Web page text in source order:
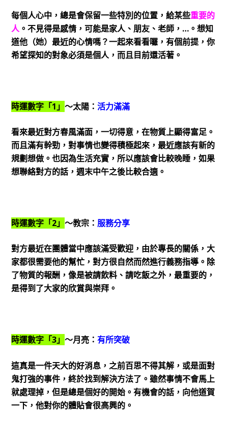
每個人心中，總是會保留一些特別的位置，給某些重要的
人。不見得是感情，可能是家人、朋友、老師，…。想知
道他（她）最近的心情嗎？一起來看看囉，有個前提，你
希望探知的對象必須是個人，而且目前還活著。
時運數字「1」 ～太陽： 活力滿滿
看來最近對方春風滿面，一切得意，在物質上顯得富足。
而且滿有幹勁，對事情也變得積極起來，最近應該有新的
規劃想做。也因為生活充實，所以應該會比較晚睡，如果
想聯絡對方的話，週末中午之後比較合適。
時運數字「2」 ～教宗： 服務分享
對方最近在團體當中應該滿受歡迎，由於專長的關係，大
家都很需要他的幫忙，對方很自然而然進行義務指導。除
了物質的報酬，像是被請飲料、請吃飯之外，最重要的，
是得到了大家的欣賞與崇拜。
時運數字「3」 ～月亮： 有所突破
這真是一件天大的好消息，之前百思不得其解，或是面對
鬼打強的事件，終於找到解決方法了。雖然事情不會馬上
就處理掉，但是總是個好的開始。有機會的話，向他道賀
一下，他對你的體貼會很高興的。